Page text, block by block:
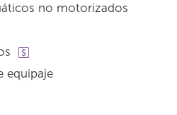
no motorizados
equipaje